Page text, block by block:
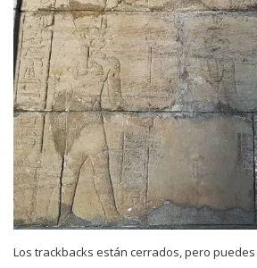
Los trackbacks están cerrados, pero puedes